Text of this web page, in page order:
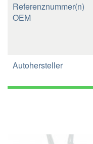
Referenznummer(n)
OEM
Autohersteller